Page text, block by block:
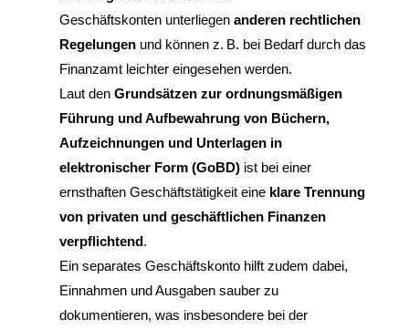
Geschäftskonten unterliegen anderen rechtlichen
Regelungenund können z. B. bei Bedarf durch das
Finanzamt leichter eingesehen werden.
Laut den Grundsätzen zur ordnungsmäßigen
Führung und Aufbewahrung von Büchern,
Aufzeichnungen und Unterlagen in
elektronischer Form (GoBD)ist bei einer
ernsthaften Geschäftstätigkeit eine klare Trennung
von privaten und geschäftlichen Finanzen
verpflichtend.
Ein separates Geschäftskonto hilft zudem dabei,
Einnahmen und Ausgaben sauber zu
dokumentieren, was insbesondere bei der